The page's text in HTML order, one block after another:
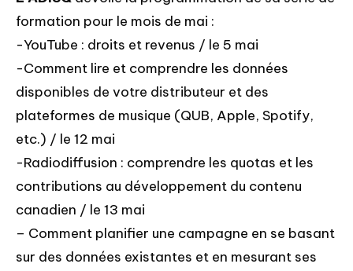
formation pour le mois de mai :
-YouTube : droits et revenus / le 5 mai
-Comment lire et comprendre les données
disponibles de votre distributeur et des
plateformes de musique (QUB, Apple, Spotify,
etc.) / le 12 mai
-Radiodiffusion : comprendre les quotas et les
contributions au développement du contenu
canadien / le 13 mai
– Comment planifier une campagne en se basant
sur des données existantes et en mesurant ses